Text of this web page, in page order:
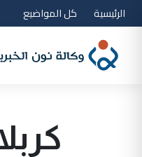
الرئيسية كل المواضيع